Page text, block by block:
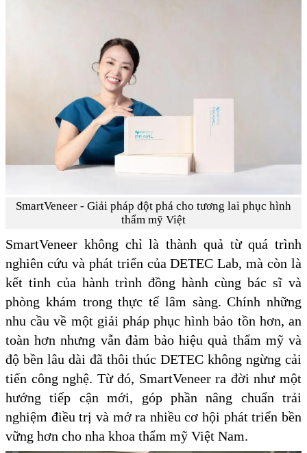
SmartVeneer - Giải pháp đột phá cho tương lai phục hình
thẩm mỹ Việt
SmartVeneer không chỉ là thành quả từ quá trình
nghiên cứu và phát triển của DETEC Lab, mà còn là
kết tinh của hành trình đồng hành cùng bác sĩ và
phòng khám trong thực tế lâm sàng. Chính những
nhu cầu về một giải pháp phục hình bảo tồn hơn, an
toàn hơn nhưng vẫn đảm bảo hiệu quả thẩm mỹ và
độ bền lâu dài đã thôi thúc DETEC không ngừng cải
tiến công nghệ. Từ đó, SmartVeneer ra đời như một
hướng tiếp cận mới, góp phần nâng chuẩn trải
nghiệm điều trị và mở ra nhiều cơ hội phát triển bền
vững hơn cho nha khoa thẩm mỹ Việt Nam.